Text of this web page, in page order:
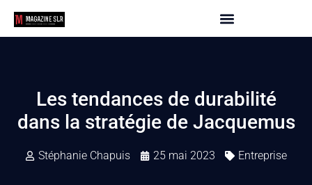
Les tendances de durabilité
dans la stratégie de Jacquemus
Stéphanie Chapuis 25 mai 2023 Entreprise